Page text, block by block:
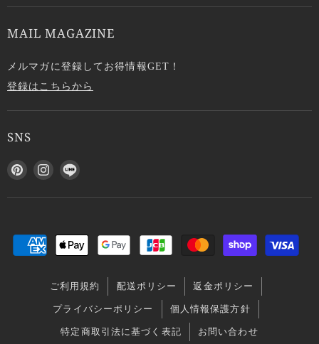
MAIL MAGAZINE
メルマガに登録してお得情報GET！
登録はこちらから
SNS
P
n
r
I
s
m
で
つ
L
N
見
て
く
さ
ご利用規約 配送ポリシー 返金ポリシー
プライバシーポリシー 個人情報保護方針
特定商取引法に基づく表記 お問い合わせ